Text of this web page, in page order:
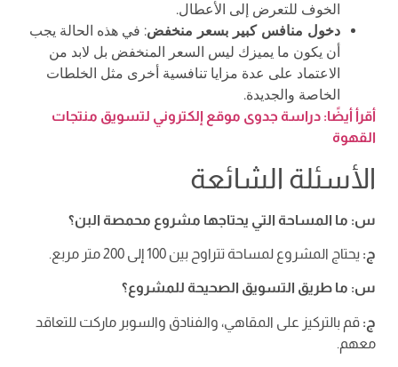
الخوف للتعرض إلى الأعطال.
دخول منافس كبير بسعر منخفض: في هذه الحالة يجب
أن يكون ما يميزك ليس السعر المنخفض بل لابد من
الاعتماد على عدة مزايا تنافسية أخرى مثل الخلطات
الخاصة والجديدة.
أقرأ أيضًا: دراسة جدوى موقع إلكتروني لتسويق منتجات
القهوة
الأسئلة الشائعة
س: ما المساحة التي يحتاجها مشروع محمصة البن؟
ج: يحتاج المشروع لمساحة تتراوح بين 100 إلى 200 متر مربع.
س: ما طريق التسويق الصحيحة للمشروع؟
ج: قم بالتركيز على المقاهي، والفنادق والسوبر ماركت للتعاقد
معهم.